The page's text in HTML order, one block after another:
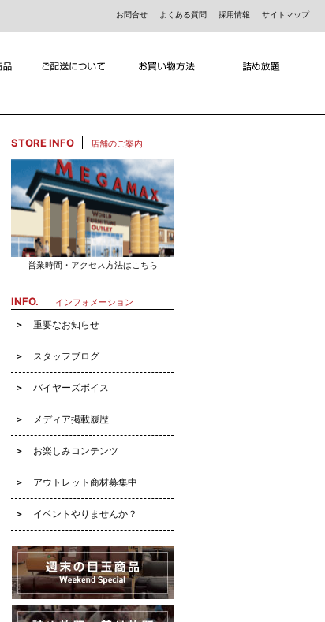
お問合せ よくある質問 採用情報 サイトマップ
STORE INFO 店舗のご案内
営業時間・アクセス方法はこちら
INFO. インフォメーション
重要なお知らせ
スタッフブログ
バイヤーズボイス
メディア掲載履歴
お楽しみコンテンツ
アウトレット商材募集中
イベントやりませんか？